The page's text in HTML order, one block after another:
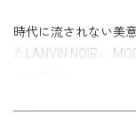
時代に流されない美
たLANVIN NOIR。
清涼感のある絽素材